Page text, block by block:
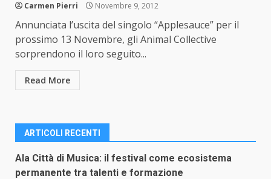
Carmen Pierri Novembre 9, 2012
Annunciata l’uscita del singolo “Applesauce” per il
prossimo 13 Novembre, gli Animal Collective
sorprendono il loro seguito...
Read More
ARTICOLI RECENTI
Ala Città di Musica: il festival come ecosistema
permanente tra talenti e formazione